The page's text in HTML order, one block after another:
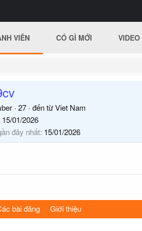
VIÊN CÓ GÌ MỚI VIDEO
· 27 · đến từViet Nam
15/01/2026
đây nhất 15/01/2026
bài đăng Giới thiệu